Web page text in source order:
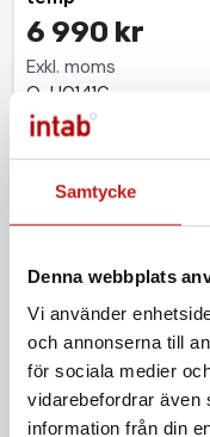
Samtycke
Denna webbplats
Vi använder
och annonserna till
för sociala medier
vidarebefordrar även
information från din
6 990 kr
Exkl. moms
Q-U0141G
4G-logger ext.
4G
6 590 kr